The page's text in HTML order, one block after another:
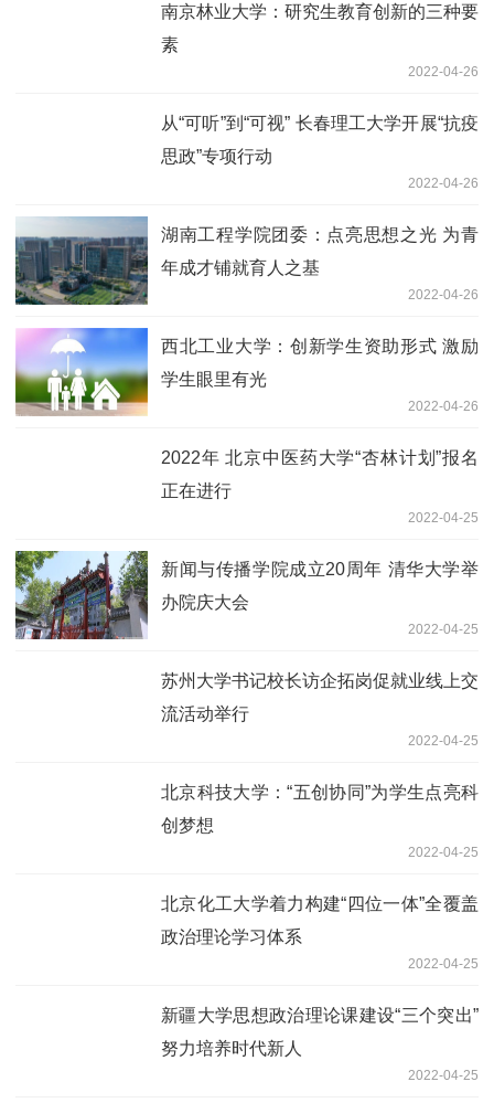
南京林业大学：研究生教育创新的三种要
素
2022-04-26
从“可听”到“可视” 长春理工大学开展“抗疫
思政”专项行动
2022-04-26
湖南工程学院团委：点亮思想之光 为青
年成才铺就育人之基
2022-04-26
西北工业大学：创新学生资助形式 激励
学生眼里有光
2022-04-26
2022年 北京中医药大学“杏林计划”报名
正在进行
2022-04-25
新闻与传播学院成立20周年 清华大学举
办院庆大会
2022-04-25
苏州大学书记校长访企拓岗促就业线上交
流活动举行
2022-04-25
北京科技大学：“五创协同”为学生点亮科
创梦想
2022-04-25
北京化工大学着力构建“四位一体”全覆盖
政治理论学习体系
2022-04-25
新疆大学思想政治理论课建设“三个突出”
努力培养时代新人
2022-04-25